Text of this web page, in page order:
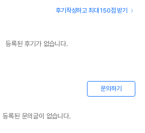
후기작성하고 최대 150점 받기
등록된 후기가 없습니다.
문의하기
등록된 문의글이 없습니다.